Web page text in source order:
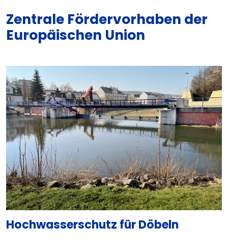
Zentrale Fördervorhaben der
Europäischen Union
Hochwasserschutz für Döbeln